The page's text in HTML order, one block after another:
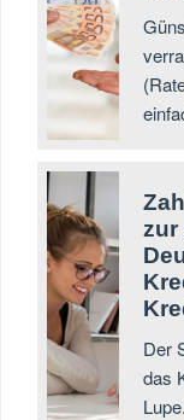
zur
Der
das